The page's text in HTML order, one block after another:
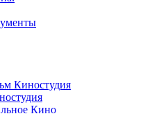
Киностудия
Кино